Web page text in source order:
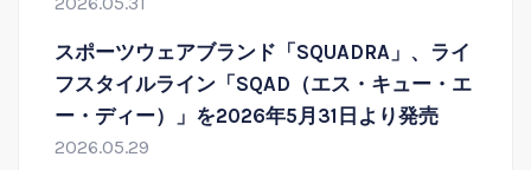
スポーツウェアブランド「SQUADRA」、ライ
フスタイルライン「SQAD（エス・キュー・エ
ー・ディー）」を2026年5月31日より発売
2026.05.29